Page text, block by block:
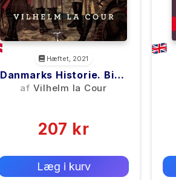
Hæftet, 2021
Danmarks Historie. Bind
2
af Vilhelm la Cour
207 kr
Læg i kurv